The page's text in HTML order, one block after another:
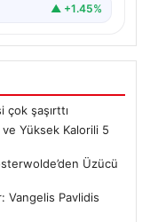
▲ +1.45%
çok şaşırttı
ve Yüksek Kalorili 5
Üzücü
Vangelis Pavlidis